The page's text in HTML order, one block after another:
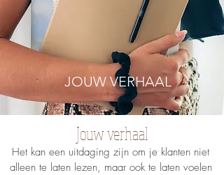
JOUW VERHAAL
Jouw verhaal
Het kan een uitdaging zijn om je klanten niet
alleen te laten lezen, maar ook te laten voelen